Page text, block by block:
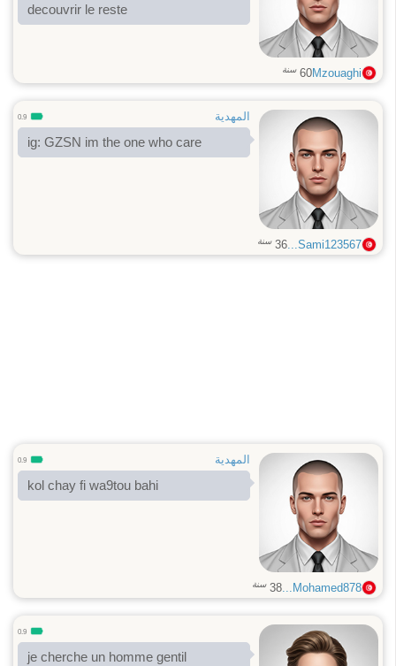
decouvrir le reste
Mzouaghi
60 سنة
المهدية 0.9
ig: GZSN im the one who care
Sami123567...
36 سنة
المهدية 0.9
kol chay fi wa9tou bahi
Mohamed878...
38 سنة
0.9
je cherche un homme gentil